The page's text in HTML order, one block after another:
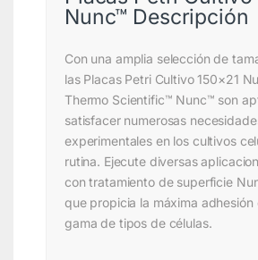
Nunc™ Descripción
Con una amplia selección de
las Placas Petri Cultivo 150×21
Thermo Scientific™ Nunc™ son
satisfacer numerosas
experimentales en los cultivos
rutina. Ejecute diversas
con tratamiento de superficie
que propicia la máxima adhesión
gama de tipos de células.